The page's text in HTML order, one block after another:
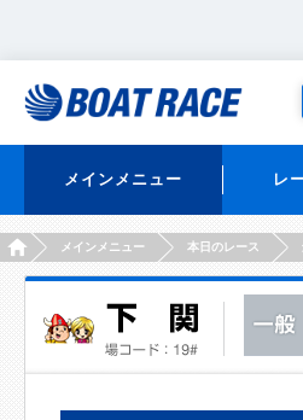
メインメニュー レ
HOMEメインメニュー 本日のレース